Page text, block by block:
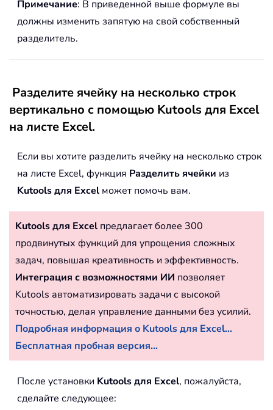
Примечание: В приведенной выше формуле вы
должны изменить запятую на свой собственный
разделитель.
Разделите ячейку на несколько строк
вертикально с помощью Kutools для Excel
на листе Excel.
Если вы хотите разделить ячейку на несколько строк
на листе Excel, функция Разделить ячейки из
Kutools для Excel может помочь вам.
Kutools для Excel предлагает более 300
продвинутых функций для упрощения сложных
задач, повышая креативность и эффективность.
Интеграция с возможностями ИИ позволяет
Kutools автоматизировать задачи с высокой
точностью, делая управление данными без усилий.
Подробная информация о Kutools для Excel...
Бесплатная пробная версия...
После установки Kutools для Excel, пожалуйста,
сделайте следующее: